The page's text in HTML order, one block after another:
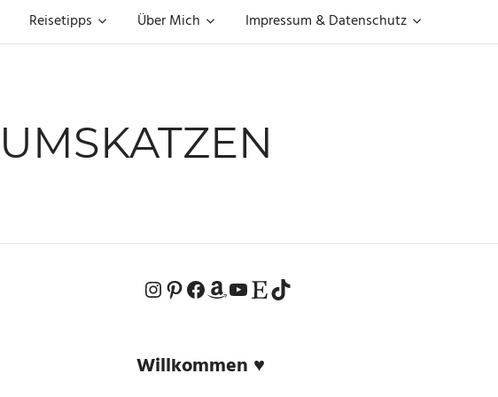
Reisetipps Über Mich Impressum & Datenschutz
Instagram
Pinterest
Facebook
Amazon
YouTube
Etsy-ShopTikTok
Willkommen ♥